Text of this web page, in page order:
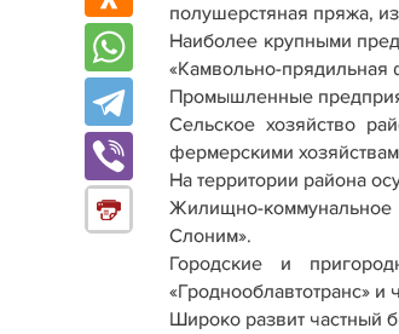
полушерстяная пряжа,
Наиболее крупными
«Камвольно-прядильная
Промышленные
Сельское хозяйство
фермерскими
На территории района
Жилищно-коммунальное
Слоним».
Городские и
«Гроднооблавтотранс»
Широко развит частный